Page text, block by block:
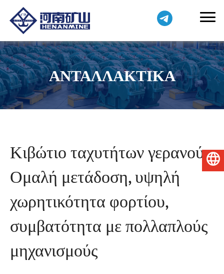
ΑΝΤΑΛΛΑΚΤΙΚΆ
Κιβώτιο ταχυτήτων γερανού:
Ομαλή μετάδοση, υψηλή
χωρητικότητα φορτίου,
συμβατότητα με πολλαπλούς
μηχανισμούς
Ελληνικά